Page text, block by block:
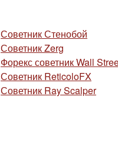
Советник Стенобой
Советник Zerg
Форекс советник Wall
Советник ReticoloFX
Советник Ray Scalper